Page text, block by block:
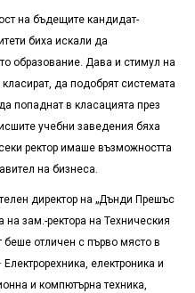
на бъдещите кандидат-
биха искали да
образование. Дава и стимул на
да подобрят системата
попаднат в класацията през
учебни заведения бяха
ректор имаше възможността
на бизнеса.
директор на „Дънди Прешъс
на зам.-ректора на Техническия
беше отличен с първо място в
електроника и
и компютърна техника,